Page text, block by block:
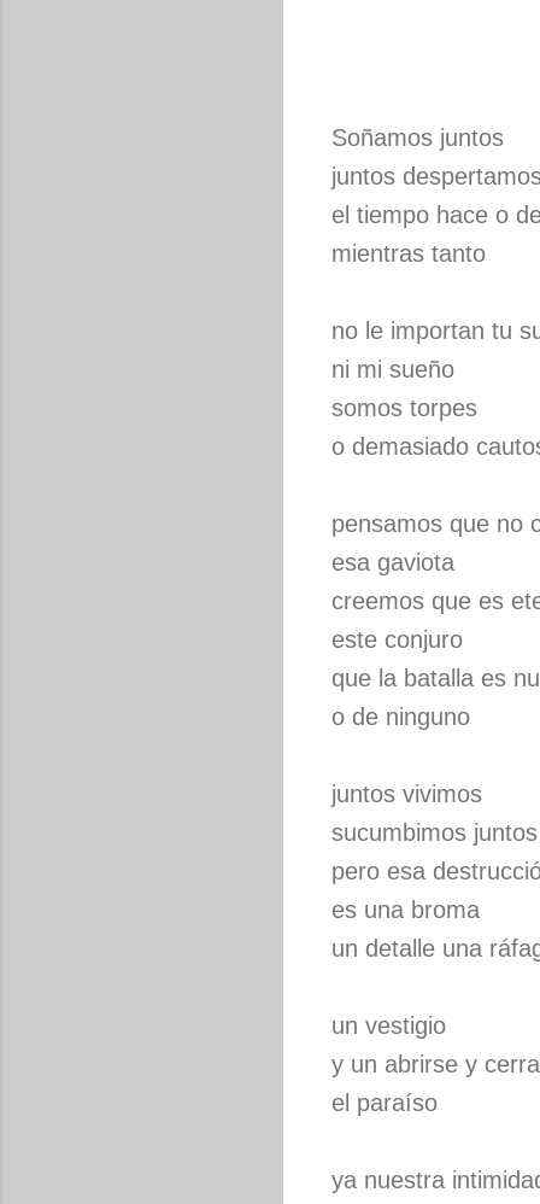
Soñamos juntos
juntos
el tiempo hace o
mientras tanto
no le importan tu
ni mi sueño
somos torpes
o demasiado
pensamos que no
esa gaviota
creemos que es
este conjuro
que la batalla es
o de ninguno
juntos vivimos
sucumbimos juntos
pero esa
es una broma
un detalle una
un vestigio
y un abrirse y
el paraíso
ya nuestra